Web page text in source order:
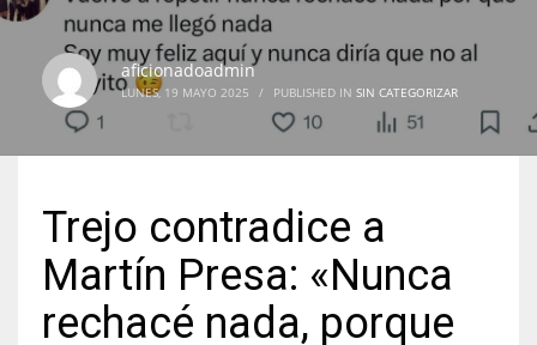
aficionadoadmin
LUNES, 19 MAYO 2025 / PUBLISHED IN SIN CATEGORIZAR
Trejo contradice a
Martín Presa: «Nunca
rechacé nada, porque